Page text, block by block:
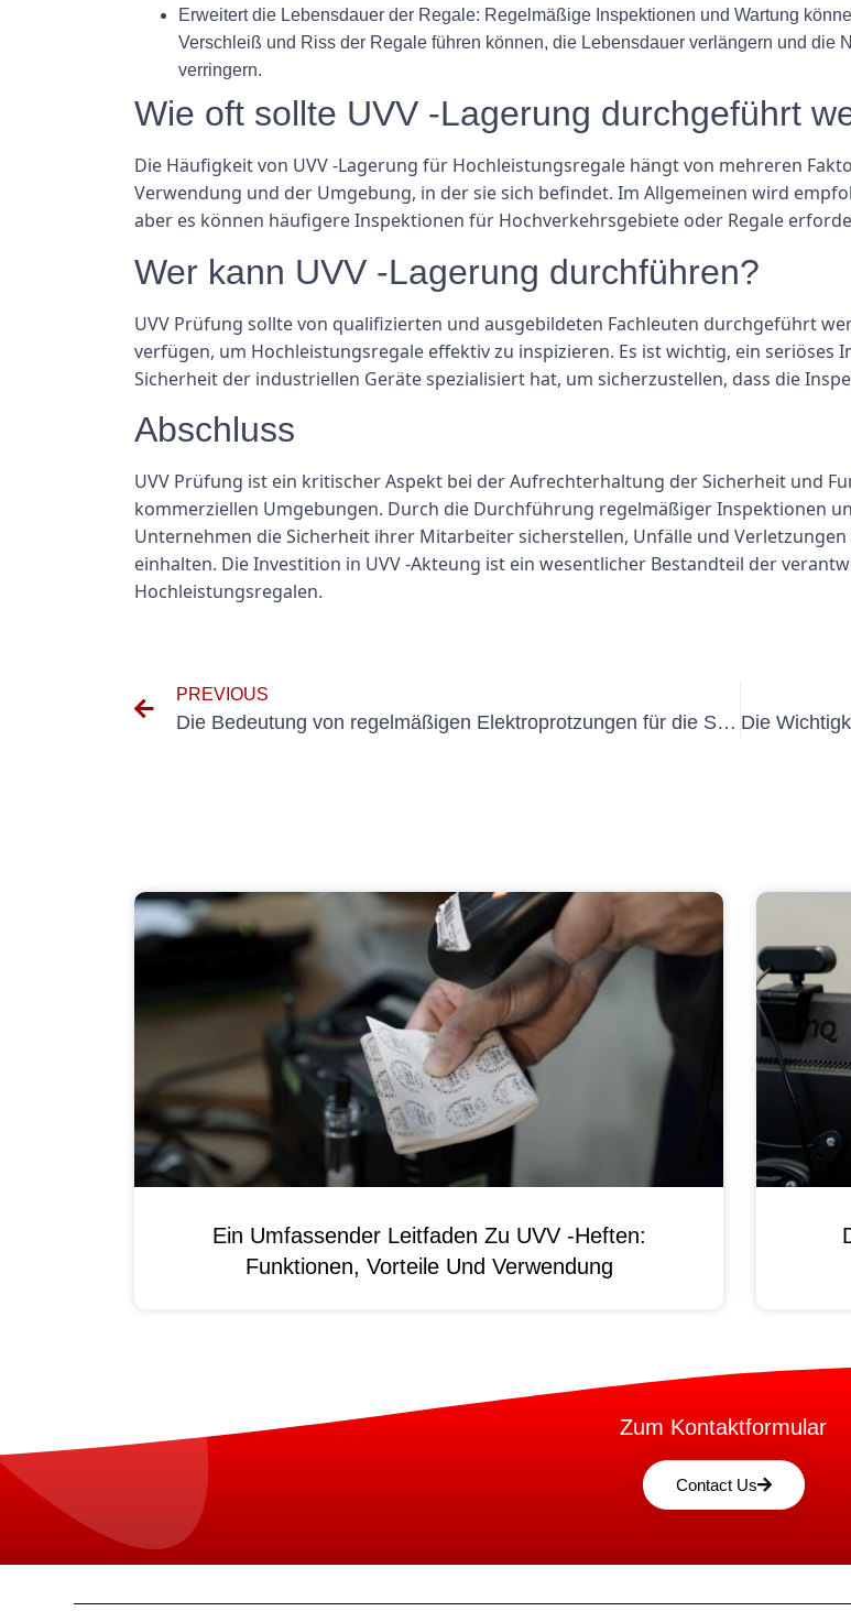
Erweitert die Lebensdauer der Regale: Regelmäßige Inspektionen und Wartung
Verschleiß und Riss der Regale führen können, die Lebensdauer verlängern und die
verringern.
Wie oft sollte UVV -Lagerung durchgeführt
Die Häufigkeit von UVV -Lagerung für Hochleistungsregale hängt von mehreren
Verwendung und der Umgebung, in der sie sich befindet. Im Allgemeinen wird
aber es können häufigere Inspektionen für Hochverkehrsgebiete oder Regale
Wer kann UVV -Lagerung durchführen?
UVV Prüfung sollte von qualifizierten und ausgebildeten Fachleuten durchgeführt
verfügen, um Hochleistungsregale effektiv zu inspizieren. Es ist wichtig, ein seriöses
Sicherheit der industriellen Geräte spezialisiert hat, um sicherzustellen, dass die
Abschluss
UVV Prüfung ist ein kritischer Aspekt bei der Aufrechterhaltung der Sicherheit und
kommerziellen Umgebungen. Durch die Durchführung regelmäßiger Inspektionen
Unternehmen die Sicherheit ihrer Mitarbeiter sicherstellen, Unfälle und
einhalten. Die Investition in UVV -Akteung ist ein wesentlicher Bestandteil der
Hochleistungsregalen.
PREVIOUS
Die Bedeutung von regelmäßigen Elektroprotzungen für die Sicherheitsvorschriften
Ein Umfassender Leitfaden Zu UVV -Heften:
Funktionen, Vorteile Und Verwendung
Zum Kontaktformular
Contact Us